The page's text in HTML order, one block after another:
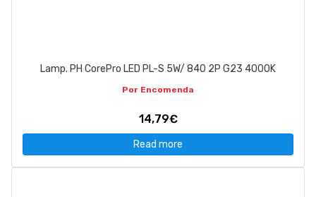
Lamp. PH CorePro LED PL-S 5W/ 840 2P G23 4000K
Por Encomenda
14,79€
Read more